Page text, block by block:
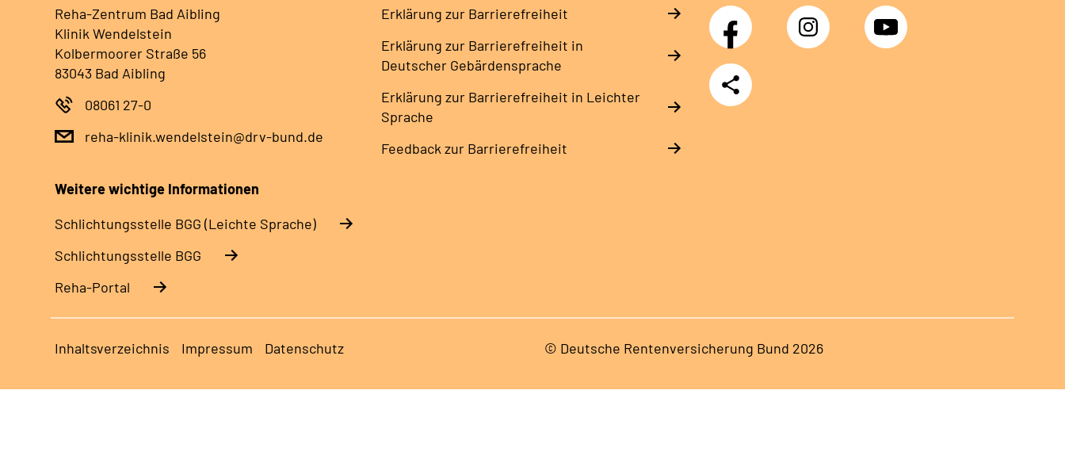
Reha-Zentrum Bad Aibling
Klinik Wendelstein
Kolbermoorer Straße 56
83043 Bad Aibling
08061 27-0
reha-klinik.wendelstein@drv-bund.de
Erklärung zur Barrierefreiheit
Erklärung zur Barrierefreiheit in
Deutscher Gebärdensprache
Erklärung zur Barrierefreiheit in Leichter
Sprache
Feedback zur Barrierefreiheit
Facebook Instagram YouTube
Teilen
Weitere wichtige Informationen
Schlich­tungs­stel­le BGG (Leichte Sprache)
Schlich­tungs­stel­le BGG
Reha-Portal
Inhaltsverzeichnis Impressum Datenschutz © Deutsche Rentenversicherung Bund 2026